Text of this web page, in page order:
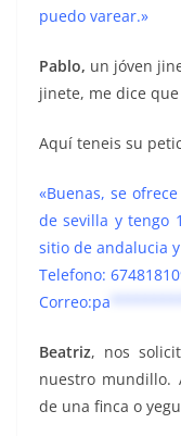
puedo varear.»
Pablo, un jóven
jinete, me dice
Aquí teneis su
«Buenas, se
de sevilla y tengo
sitio de andalucia
Telefono:
Correo:pa
Beatriz, nos
nuestro mundillo.
de una finca o